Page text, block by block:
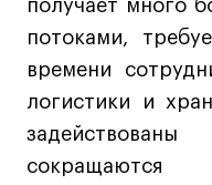
О школе
Новости
События
Блог
Преподаватели
получает много
потоками,
времени
логистики и